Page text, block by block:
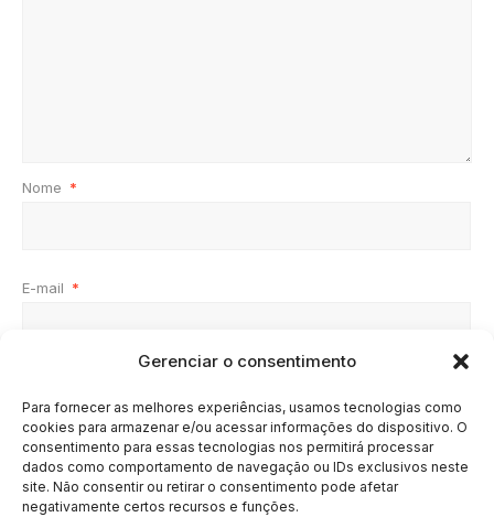
Gerenciar o consentimento
Para fornecer as melhores experiências, usamos tecnologias como
cookies para armazenar e/ou acessar informações do dispositivo. O
consentimento para essas tecnologias nos permitirá processar
dados como comportamento de navegação ou IDs exclusivos neste
site. Não consentir ou retirar o consentimento pode afetar
negativamente certos recursos e funções.
Nome *
E-mail *